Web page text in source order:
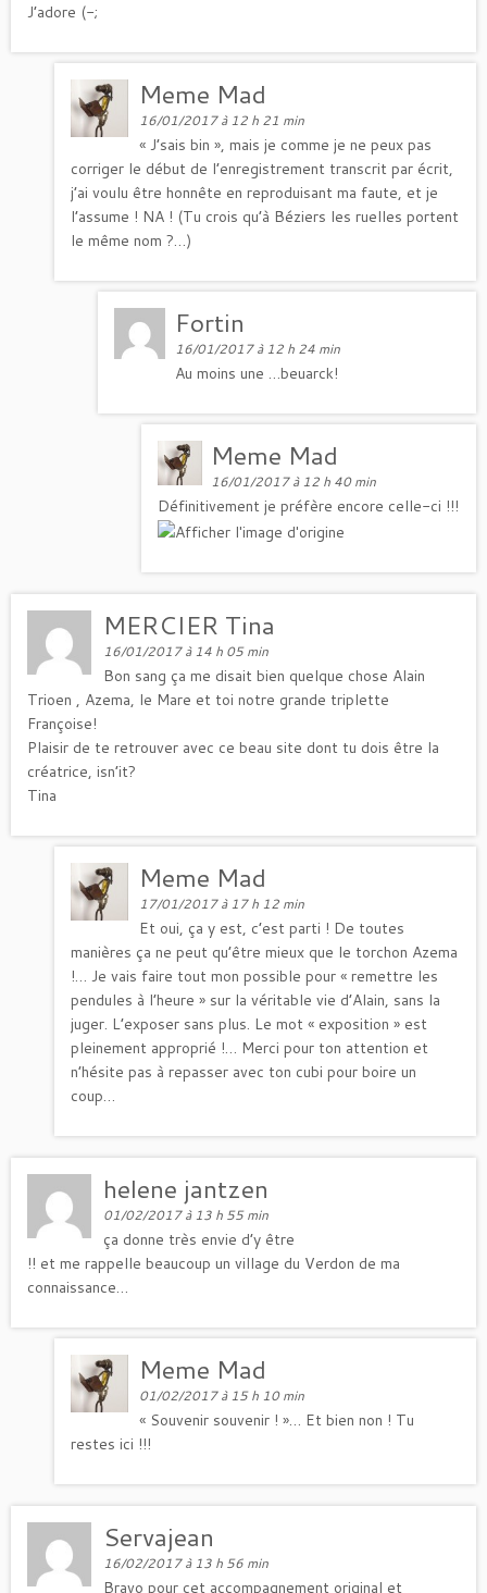
J’adore (-;
Meme Mad
16/01/2017 à 12 h 21 min
« J’sais bin », mais je comme je ne peux pas
corriger le début de l’enregistrement transcrit par écrit,
j’ai voulu être honnête en reproduisant ma faute, et je
l’assume ! NA ! (Tu crois qu’à Béziers les ruelles portent
le même nom ?…)
Fortin
16/01/2017 à 12 h 24 min
Au moins une …beuarck!
Meme Mad
16/01/2017 à 12 h 40 min
Définitivement je préfère encore celle-ci !!!
MERCIER Tina
16/01/2017 à 14 h 05 min
Bon sang ça me disait bien quelque chose Alain
Trioen , Azema, le Mare et toi notre grande triplette
Françoise!
Plaisir de te retrouver avec ce beau site dont tu dois être la
créatrice, isn’it?
Tina
Meme Mad
17/01/2017 à 17 h 12 min
Et oui, ça y est, c’est parti ! De toutes
manières ça ne peut qu’être mieux que le torchon Azema
!… Je vais faire tout mon possible pour « remettre les
pendules à l’heure » sur la véritable vie d’Alain, sans la
juger. L’exposer sans plus. Le mot « exposition » est
pleinement approprié !… Merci pour ton attention et
n’hésite pas à repasser avec ton cubi pour boire un
coup…
helene jantzen
01/02/2017 à 13 h 55 min
ça donne très envie d’y être
!! et me rappelle beaucoup un village du Verdon de ma
connaissance…
Meme Mad
01/02/2017 à 15 h 10 min
« Souvenir souvenir ! »… Et bien non ! Tu
restes ici !!!
Servajean
16/02/2017 à 13 h 56 min
Bravo pour cet accompagnement original et